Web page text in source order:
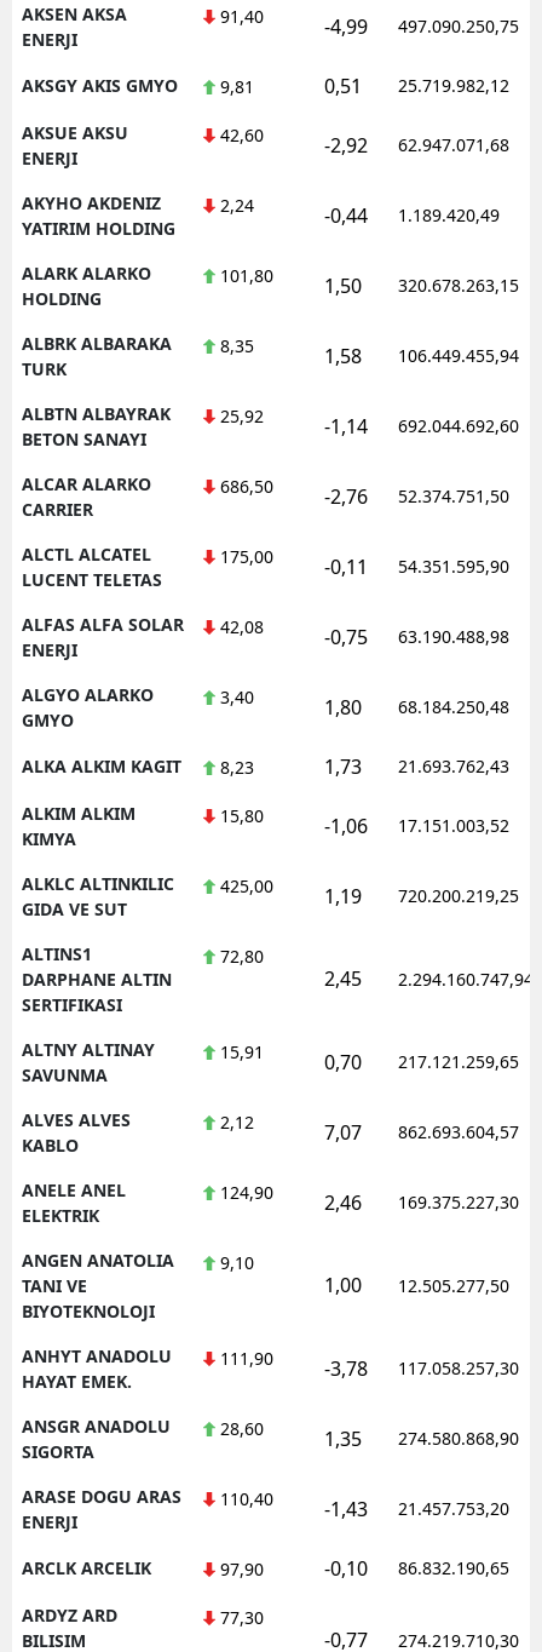
AKSEN AKSA
ENERJI
91,40 -4,99 497.090.250,75
AKSGY AKIS GMYO 9,81 0,51 25.719.982,12
AKSUE AKSU
ENERJI
42,60 -2,92 62.947.071,68
AKYHO AKDENIZ
YATIRIM HOLDING
2,24 -0,44 1.189.420,49
ALARK ALARKO
HOLDING
101,80 1,50 320.678.263,15
ALBRK ALBARAKA
TURK
8,35 1,58 106.449.455,94
ALBTN ALBAYRAK
BETON SANAYI
25,92 -1,14 692.044.692,60
ALCAR ALARKO
CARRIER
686,50 -2,76 52.374.751,50
ALCTL ALCATEL
LUCENT TELETAS
175,00 -0,11 54.351.595,90
ALFAS ALFA SOLAR
ENERJI
42,08 -0,75 63.190.488,98
ALGYO ALARKO
GMYO
3,40 1,80 68.184.250,48
ALKA ALKIM KAGIT 8,23 1,73 21.693.762,43
ALKIM ALKIM
KIMYA
15,80 -1,06 17.151.003,52
ALKLC ALTINKILIC
GIDA VE SUT
425,00 1,19 720.200.219,25
ALTINS1
DARPHANE ALTIN
SERTIFIKASI
72,80
2,45 2.294.160.747,94
ALTNY ALTINAY
SAVUNMA
15,91 0,70 217.121.259,65
ALVES ALVES
KABLO
2,12 7,07 862.693.604,57
ANELE ANEL
ELEKTRIK
124,90 2,46 169.375.227,30
ANGEN ANATOLIA
TANI VE
BIYOTEKNOLOJI
9,10
1,00 12.505.277,50
ANHYT ANADOLU
HAYAT EMEK.
111,90 -3,78 117.058.257,30
ANSGR ANADOLU
SIGORTA
28,60 1,35 274.580.868,90
ARASE DOGU ARAS
ENERJI
110,40 -1,43 21.457.753,20
ARCLK ARCELIK 97,90 -0,10 86.832.190,65
ARDYZ ARD
BILISIM
77,30
-0,77 274.219.710,30